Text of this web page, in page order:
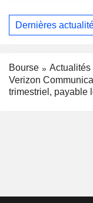
Dernières
Bourse
Actualités
Verizon
trimestriel, payable